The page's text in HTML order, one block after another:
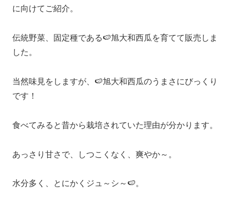
に向けてご紹介。
伝統野菜、固定種である🍉旭大和西瓜を育てて販売しま
した。
当然味見をしますが、🍉旭大和西瓜のうまさにびっくり
です！
食べてみると昔から栽培されていた理由が分かります。
あっさり甘さで、しつこくなく、爽やか～。
水分多く、とにかくジュ～シ～🍉。